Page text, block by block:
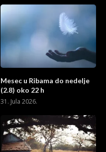
Mesec u Ribama do nedelje
(2.8) oko 22 h
31. Jula 2026.